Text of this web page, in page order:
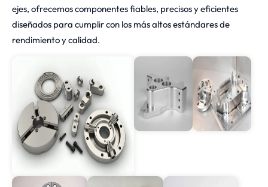
ejes, ofrecemos componentes fiables, precisos y eficientes
diseñados para cumplir con los más altos estándares de
rendimiento y calidad.